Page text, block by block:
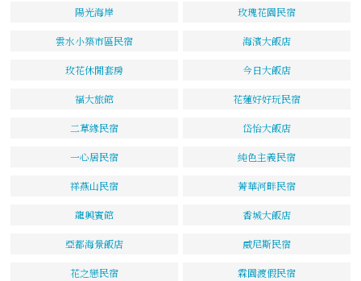
陽光海岸 玫瑰花園民宿
雲水小築市區民宿 海濱大飯店
玫花休閒套房 今日大飯店
福大旅館 花蓮好好玩民宿
二草緣民宿 岱怡大飯店
一心居民宿 純色主義民宿
祥燕山民宿 菁華河畔民宿
龍興賓館 香城大飯店
亞都海景飯店 威尼斯民宿
花之戀民宿 霖園渡假民宿